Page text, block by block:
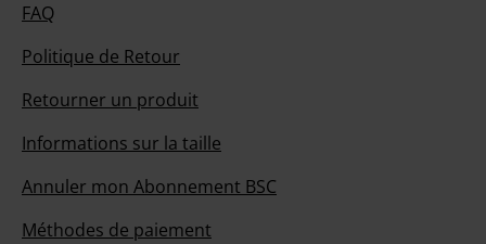
FAQ
Politique de Retour
Retourner un produit
Informations sur la taille
Annuler mon Abonnement BSC
Méthodes de paiement